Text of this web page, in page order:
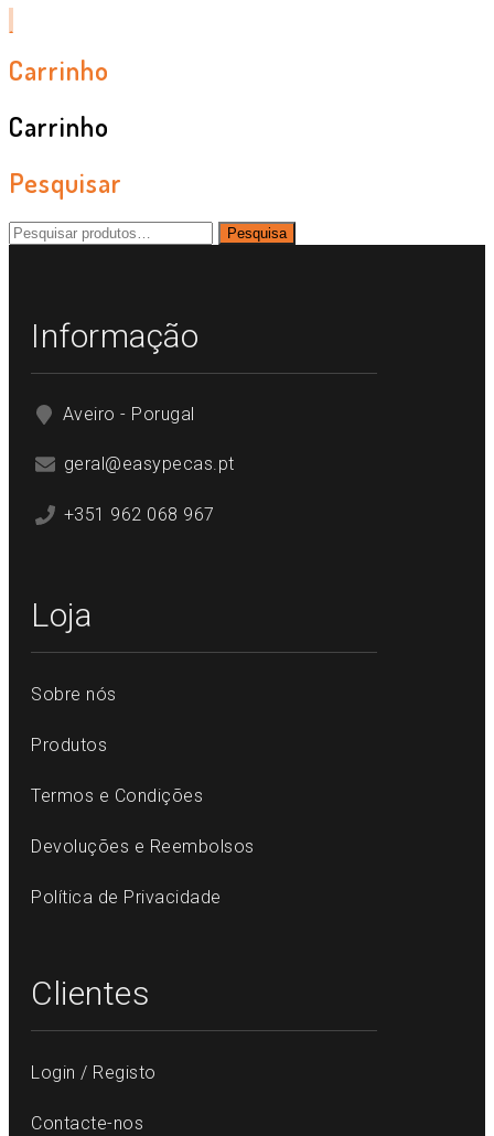
Carrinho
Carrinho
Pesquisar
Pesquisar
por:
Pesquisa
Informação
Aveiro - Porugal
geral@easypecas.pt
+351 962 068 967
Loja
Sobre nós
Produtos
Termos e Condições
Devoluções e Reembolsos
Política de Privacidade
Clientes
Login / Registo
Contacte-nos